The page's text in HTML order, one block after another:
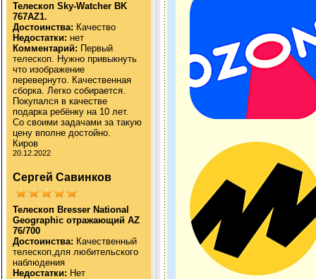
Телескоп Sky-Watcher BK
767AZ1.
Достоинства: Качество
Недостатки: нет
Комментарий: Первый
телескоп. Нужно привыкнуть
что изображение
перевернуто. Качественная
сборка. Легко собирается.
Покупался в качестве
подарка ребёнку на 10 лет.
Со своими задачами за такую
цену вполне достойно.
Киров
20.12.2022
Сергей Савинков
Телескоп Bresser National
Geographic отражающий AZ
76/700
Достоинства: Качественный
телескоп,для любительского
наблюдения
Недостатки: Нет